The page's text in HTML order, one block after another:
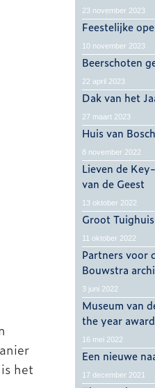
het
23 november 2023
Feestelijke
10 november 2023
Beerschoten
22 april 2023
Dak van het
27 maart 2023
Huis van
8 november 2022
Lieven de
van de Geest
13 oktober 2022
Groot
11 oktober 2022
Partners voor
Bouwstra
3 juni 2022
Museum van
the year award
16 mei 2022
Een nieuwe
17 december 2021